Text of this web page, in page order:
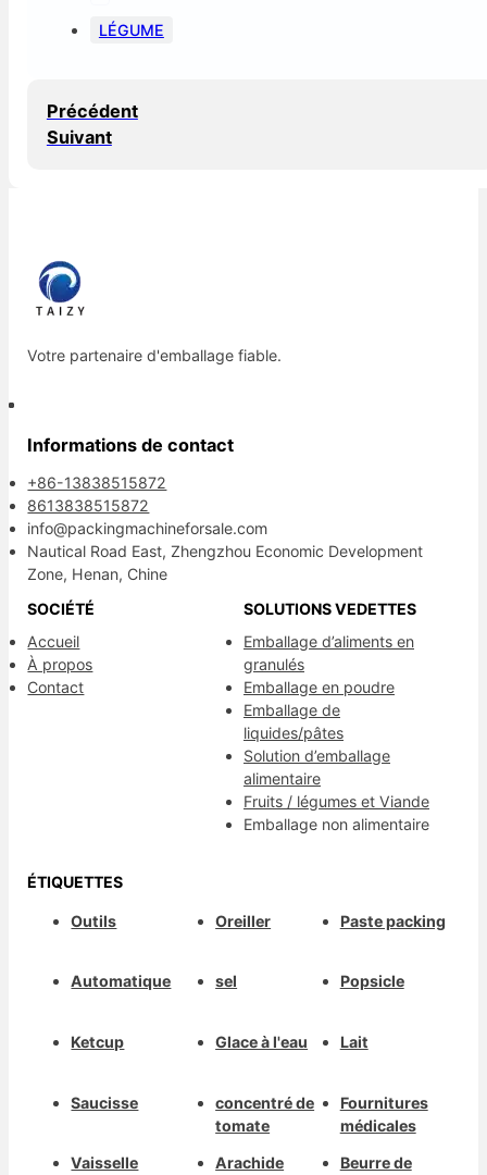
LÉGUME
Précédent
Suivant
Votre partenaire d'emballage fiable.
Informations de contact
+86-13838515872
8613838515872
info@packingmachineforsale.com
Nautical Road East, Zhengzhou Economic Development
Zone, Henan, Chine
SOCIÉTÉ
Accueil
À propos
Contact
SOLUTIONS VEDETTES
Emballage d’aliments en
granulés
Emballage en poudre
Emballage de
liquides/pâtes
Solution d’emballage
alimentaire
Fruits / légumes et Viande
Emballage non alimentaire
ÉTIQUETTES
Outils
Automatique
Ketcup
Saucisse
Vaisselle
Oreiller
sel
Glace à l'eau
concentré de
tomate
Arachide
Paste packing
Popsicle
Lait
Fournitures
médicales
Beurre de